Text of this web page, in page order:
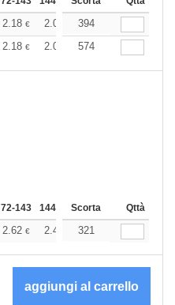
2.18 € 2.07 2.06
394
2.18 € 2.07 2.06
574
72-143 144-287 288 + Altri
Scorta Qttà
2.62 € 2.49 2.47
321